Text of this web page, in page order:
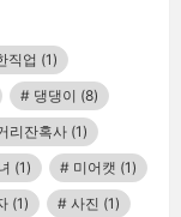
직업 (1)
댕댕이 (8)
리잔혹사 (1)
(1) 미어캣 (1)
(1) 사진 (1)